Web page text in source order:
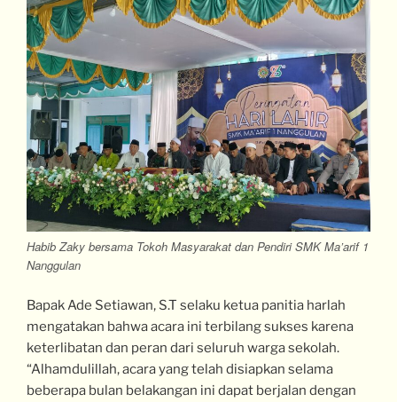
Habib Zaky bersama Tokoh Masyarakat dan Pendiri SMK Ma’arif 1
Nanggulan
Bapak Ade Setiawan, S.T selaku ketua panitia harlah
mengatakan bahwa acara ini terbilang sukses karena
keterlibatan dan peran dari seluruh warga sekolah.
“Alhamdulillah, acara yang telah disiapkan selama
beberapa bulan belakangan ini dapat berjalan dengan